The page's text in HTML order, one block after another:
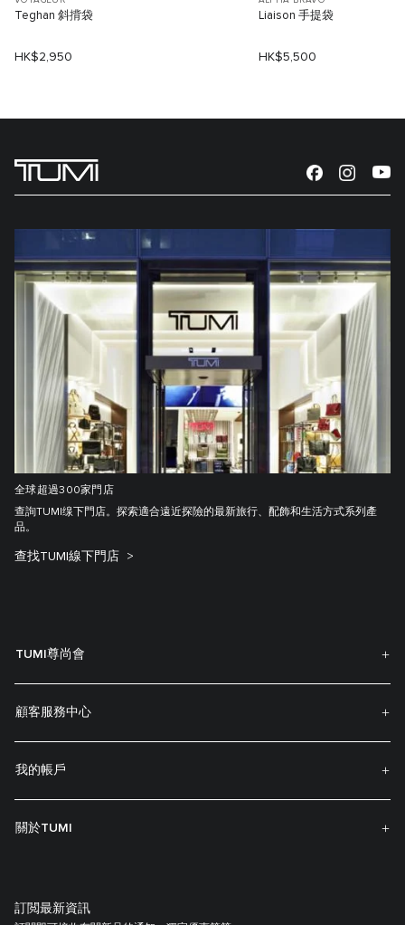
Teghan 斜揹袋
HK$2,950
Liaison 手提袋
HK$5,500
全球超過300家門店
查詢TUMI缐下門店。探索適合遠近探險的最新旅行、配飾和生活方式系列產
品。
查找TUMI線下門店
TUMI尊尚會
顧客服務中心
我的帳戶
關於TUMI
訂閲最新資訊